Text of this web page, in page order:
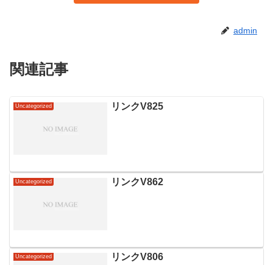
admin
関連記事
Uncategorized リンクV825
Uncategorized リンクV862
Uncategorized リンクV806